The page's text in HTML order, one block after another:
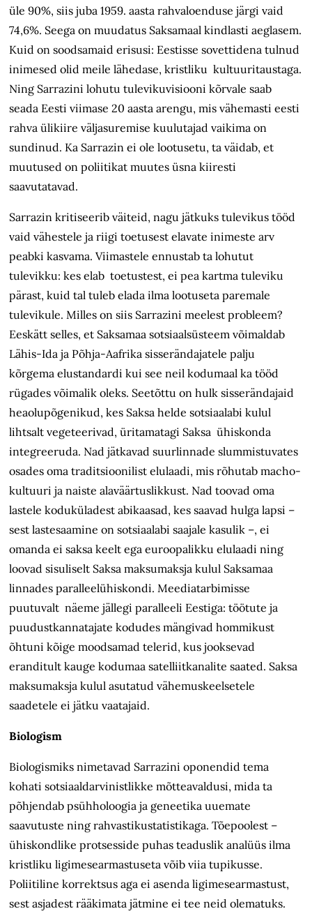
üle 90%, siis juba 1959. aasta rahvaloenduse järgi vaid
74,6%. Seega on muudatus Saksamaal kindlasti aeglasem.
Kuid on soodsamaid erisusi: Eestisse sovettidena tulnud
inimesed olid meile lähedase, kristliku kultuuritaustaga.
Ning Sarrazini lohutu tulevikuvisiooni kõrvale saab
seada Eesti viimase 20 aasta arengu, mis vähemasti eesti
rahva ülikiire väljasuremise kuulutajad vaikima on
sundinud. Ka Sarrazin ei ole lootusetu, ta väidab, et
muutused on poliitikat muutes üsna kiiresti
saavutatavad.
Sarrazin kritiseerib väiteid, nagu jätkuks tulevikus tööd
vaid vähestele ja riigi toetusest elavate inimeste arv
peabki kasvama. Viimastele ennustab ta lohutut
tulevikku: kes elab toetustest, ei pea kartma tuleviku
pärast, kuid tal tuleb elada ilma lootuseta paremale
tulevikule. Milles on siis Sarrazini meelest probleem?
Eeskätt selles, et Saksamaa sotsiaalsüsteem võimaldab
Lähis-Ida ja Põhja-Aafrika sisserändajatele palju
kõrgema elustandardi kui see neil kodumaal ka tööd
rügades võimalik oleks. Seetõttu on hulk sisserändajaid
heaolupõgenikud, kes Saksa helde sotsiaalabi kulul
lihtsalt vegeteerivad, üritamatagi Saksa ühiskonda
integreeruda. Nad jätkavad suurlinnade slummistuvates
osades oma traditsioonilist elulaadi, mis rõhutab macho-
kultuuri ja naiste alaväärtuslikkust. Nad toovad oma
lastele koduküladest abikaasad, kes saavad hulga lapsi –
sest lastesaamine on sotsiaalabi saajale kasulik –, ei
omanda ei saksa keelt ega euroopalikku elulaadi ning
loovad sisuliselt Saksa maksumaksja kulul Saksamaa
linnades paralleelühiskondi. Meediatarbimisse
puutuvalt näeme jällegi paralleeli Eestiga: töötute ja
puudustkannatajate kodudes mängivad hommikust
õhtuni kõige moodsamad telerid, kus jooksevad
eranditult kauge kodumaa satelliitkanalite saated. Saksa
maksumaksja kulul asutatud vähemuskeelsetele
saadetele ei jätku vaatajaid.
Biologism
Biologismiks nimetavad Sarrazini oponendid tema
kohati sotsiaaldarvinistlikke mõtteavaldusi, mida ta
põhjendab psühholoogia ja geneetika uuemate
saavutuste ning rahvastikustatistikaga. Tõepoolest –
ühiskondlike protsesside puhas teaduslik analüüs ilma
kristliku ligimesearmastuseta võib viia tupikusse.
Poliitiline korrektsus aga ei asenda ligimesearmastust,
sest asjadest rääkimata jätmine ei tee neid olematuks.